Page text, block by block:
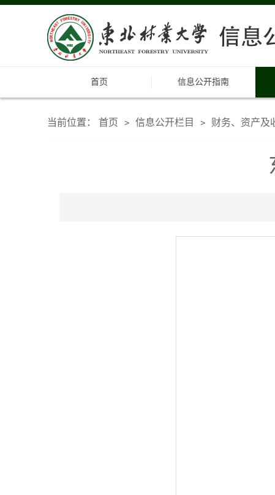
首页 信息公开指南
当前位置： 首页 > 信息公开栏目 > 财务、资产及